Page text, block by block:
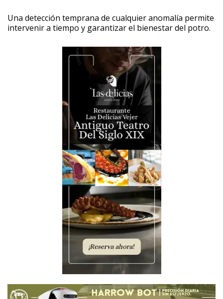
Una detección temprana de cualquier anomalía permite
intervenir a tiempo y garantizar el bienestar del potro. ‎